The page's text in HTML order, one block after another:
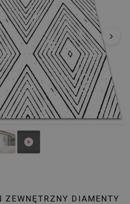
›
ZEWNĘTRZNY DIAMENTY